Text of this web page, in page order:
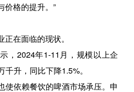
价格的提升。”
在面临的现状。
，2024年1-11月，规模以上企
升，同比下降1.5%。
使依赖餐饮的啤酒市场承压。申